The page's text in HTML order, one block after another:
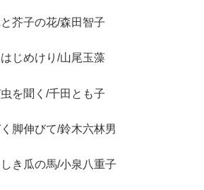
芥子の花/森田智子
じめけり/山尾玉藻
を聞く/千田とも子
脚伸びて/鈴木六林男
き瓜の馬/小泉八重子